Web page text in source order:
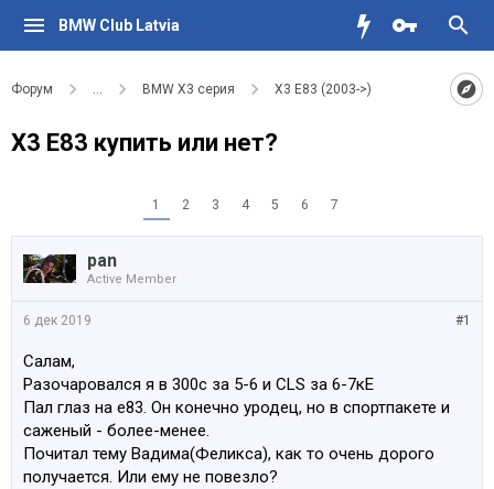
BMW Club Latvia
Форум ... BMW X3 серия X3 E83 (2003->)
X3 E83 купить или нет?
1 2 3 4 5 6 7
pan
Active Member
#1
6 дек 2019
Салам,
Разочаровался я в 300с за 5-6 и CLS за 6-7кЕ
Пал глаз на е83. Он конечно уродец, но в спортпакете и
саженый - более-менее.
Почитал тему Вадима(Феликса), как то очень дорого
получается. Или ему не повезло?